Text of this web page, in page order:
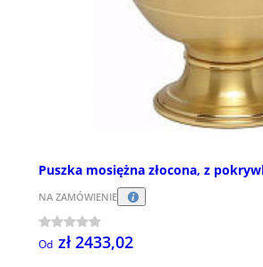
Puszka mosiężna złocona, z
NA ZAMÓWIENIE
Od zł 2433,02